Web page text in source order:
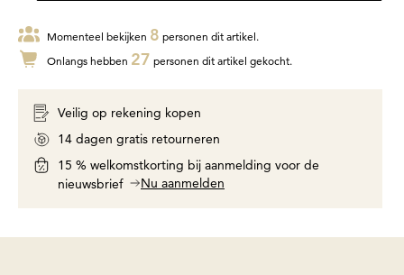
Momenteel bekijken 8 personen dit artikel.
Onlangs hebben 27 personen dit artikel gekocht.
Veilig op rekening kopen
14 dagen gratis retourneren
15 % welkomstkorting bij aanmelding voor de
nieuwsbrief
Nu aanmelden